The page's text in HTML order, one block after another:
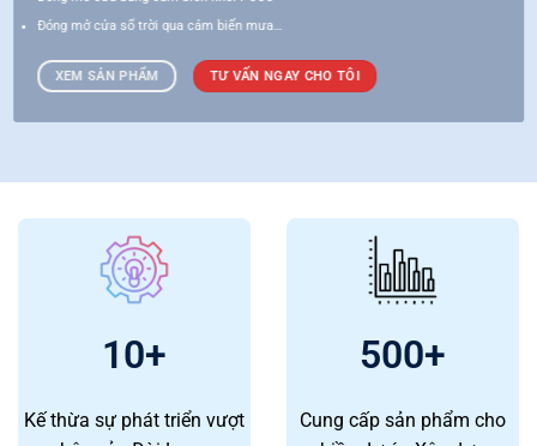
Đóng mở cửa sổ trời qua cảm biến mưa…
XEM SẢN PHẨM TƯ VẤN NGAY CHO TÔI
10+
Kế thừa sự phát triển vượt
500+
Cung cấp sản phẩm cho